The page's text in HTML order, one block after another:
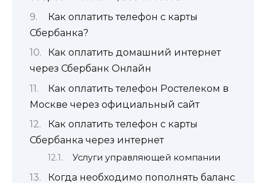
Как оплатить телефон с карты
Сбербанка?
Как оплатить домашний интернет
через Сбербанк Онлайн
Как оплатить телефон Ростелеком в
Москве через официальный сайт
Как оплатить телефон с карты
Сбербанка через интернет
Услуги управляющей компании
Когда необходимо пополнять баланс